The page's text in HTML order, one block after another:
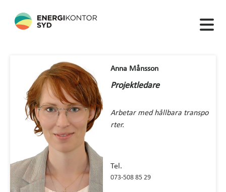
Anna Månsson
Projektledare
Arbetar med hållbara transpo
rter.
Tel.
073-508 85 29